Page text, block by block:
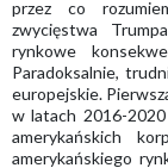
przez co
zwycięstwa
rynkowe
Paradoksalnie,
europejskie.
w latach 2016-
amerykańskich
amerykańskiego